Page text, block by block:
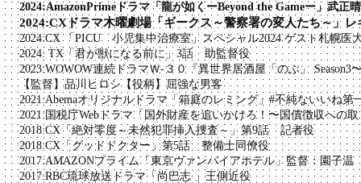
2024:AmazonPrimeドラマ「龍が如くーBeyond the Gameー」
2024:CXドラマ木曜劇場「ギークス～警察署の変人たち～」
2024:​CX 「PICU 小児集中治療室」スペシャル2024 ゲスト札幌医
​2024: TX「君が獣になる前に」3話 助監督役
2023:WOWOW連続ドラマＷ-３０『異世界居酒屋「のぶ」
【監督】品川ヒロシ【役柄】屈強な男客
2021:Abemaオリジナルドラマ「箱庭のレミング」#不純ない
2021:国税庁Webドラマ「国外財産を追いかけろ！〜国債徴収への
2018:CX「絶対零度～未然犯罪挿入捜査～」第9話 記者役
2018:CX「グッドドクター」第5話 整備士同僚役
2017:AMAZONプライム「東京ヴァンパイアホテル」監督：園子温
2017:RBC琉球放送ドラマ「尚巴志 」王側近役